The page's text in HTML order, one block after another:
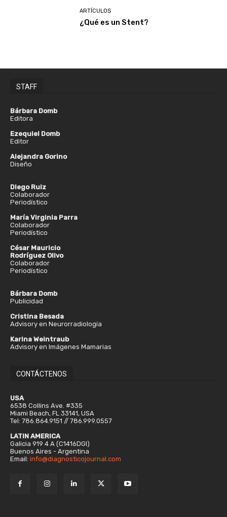
ARTÍCULOS
¿Qué es un Stent?
STAFF
Bárbara Domb
Editora
Ezequiel Domb
Editor
Alejandra Gorino
Diseño
Diego Ruiz
Colaborador
Periodístico
María Virginia Parra
Colaborador
Periodístico
César Mauricio
Rodríguez Olivo
Colaborador
Periodístico
Bárbara Domb
Publicidad
Cristina Besada
Advisory en Neurorradiología
Karina Weintraub
Advisory en Imágenes Mamarias
CONTÁCTENOS
USA
6538 Collins Ave. #335
Miami Beach, FL 33141, USA
Tel: 786.864.9151 // 786.999.0557
LATIN AMERICA
Galicia 919 4 A (C1416DGI)
Buenos Aires - Argentina
Email: info@diagnosticojournal.com